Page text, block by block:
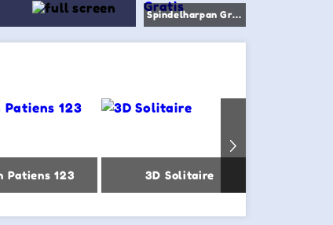
Spindelharpan Gratis
Patiens 123 3D Solitaire